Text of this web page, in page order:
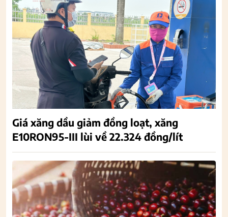
Giá xăng dầu giảm đồng loạt, xăng
E10RON95-III lùi về 22.324 đồng/lít